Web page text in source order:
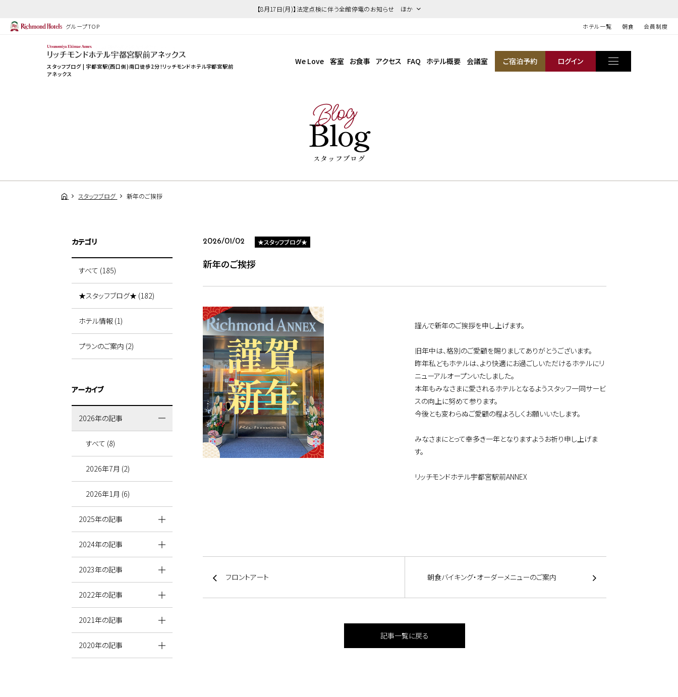
【8月17日(月)】法定点検に伴う全館停電のお知らせ ほか
グループTOP ホテル一覧 朝食 会員制度
スタッフブログ | 宇都宮駅(西口側)南口徒歩2分！リッチモンドホテル宇都宮駅前
アネックス
We Love 客室 お食事 アクセス FAQ ホテル概要 会議室 ご宿泊予約 ログイン
Blog
Blog
スタッフブログ
スタッフブログ 新年のご挨拶
2026/01/02 ★スタッフブログ★
新年のご挨拶
謹んで新年のご挨拶を申し上げます。
旧年中は、格別のご愛顧を賜りましてありがとうございます。
昨年私どもホテルは、より快適にお過ごしいただけるホテルにリ
ニューアルオープンいたしました。
本年もみなさまに愛されるホテルとなるようスタッフ一同サービ
スの向上に努めて参ります。
今後とも変わらぬご愛顧の程よろしくお願いいたします。
みなさまにとって幸多き一年となりますようお祈り申し上げま
す。
リッチモンドホテル宇都宮駅前ANNEX
フロントアート 朝食バイキング・オーダーメニューのご案内
記事一覧に戻る
カテゴリ
すべて (185)
★スタッフブログ★ (182)
ホテル情報 (1)
プランのご案内 (2)
アーカイブ
2026年の記事
すべて (8)
2026年7月 (2)
2026年1月 (6)
2025年の記事
2024年の記事
2023年の記事
2022年の記事
2021年の記事
2020年の記事